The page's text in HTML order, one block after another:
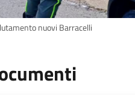
nuovi Barracelli